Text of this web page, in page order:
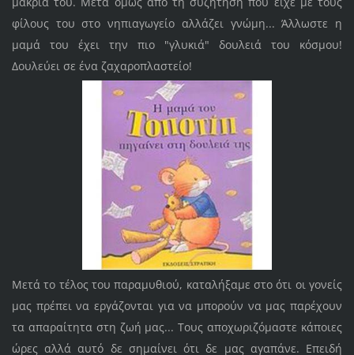
φίλους του στο νηπιαγωγείο αλλάζει γνώμη... Άλλωστε η
μαμά του έχει την πιο "γλυκιά" δουλειά του κόσμου!
Δουλεύει σε ένα ζαχαροπλαστείο!
Mετά το τέλος του παραμυθιού, καταλήξαμε στο ότι οι γονείς
μας πρέπει να εργάζονται για να μπορούν να μας παρέχουν
τα απαραίτητα στη ζωή μας... Τους αποχωριζόμαστε κάποιες
ώρες αλλά αυτό δε σημαίνει ότι δε μας αγαπάνε. Επειδή